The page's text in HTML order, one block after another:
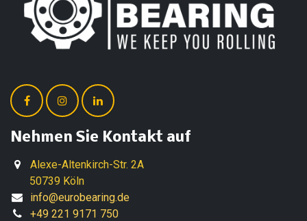
Nehmen Sie Kontakt auf
Alexe-Altenkirch-Str. 2A
50739 Köln
info@eurobearing.de
+49 221 9171 750